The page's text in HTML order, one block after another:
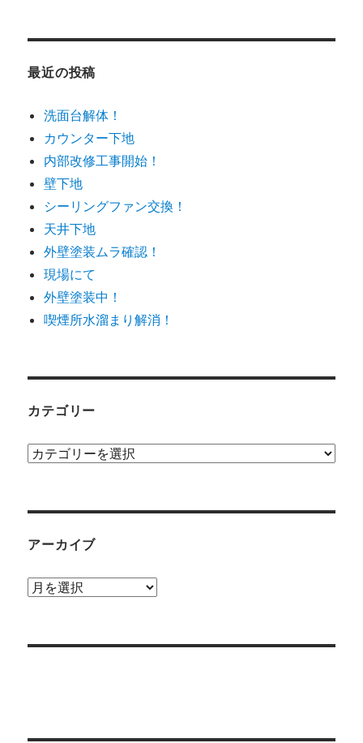
最近の投稿
洗面台解体！
カウンター下地
内部改修工事開始！
壁下地
シーリングファン交換！
天井下地
外壁塗装ムラ確認！
現場にて
外壁塗装中！
喫煙所水溜まり解消！
カテゴリー
カ
ー
アーカイブ
ア